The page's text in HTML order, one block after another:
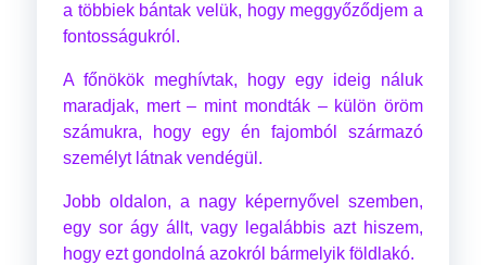
a többiek bántak velük, hogy meggyőződjem a
fontosságukról.
A főnökök meghívtak, hogy egy ideig náluk
maradjak, mert – mint mondták – külön öröm
számukra, hogy egy én fajomból származó
személyt látnak vendégül.
Jobb oldalon, a nagy képernyővel szemben,
egy sor ágy állt, vagy legalábbis azt hiszem,
hogy ezt gondolná azokról bármelyik földlakó.